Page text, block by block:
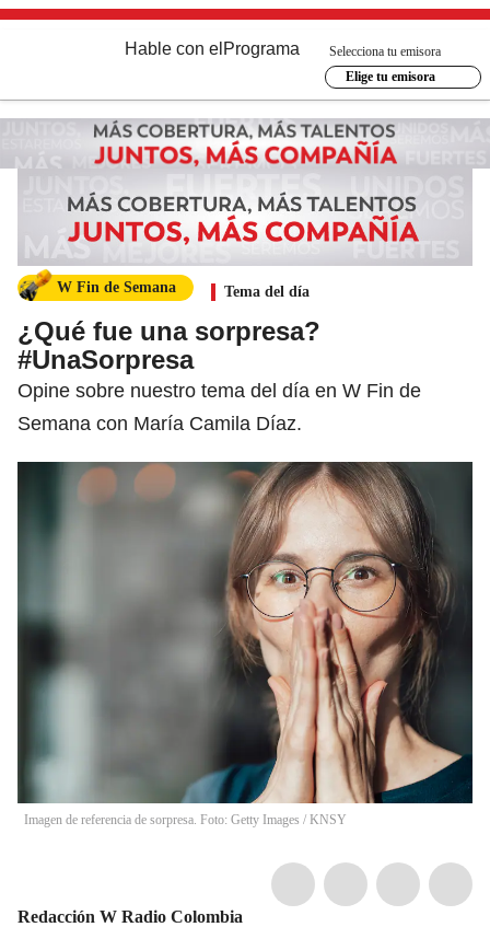
Hable con el Programa
Selecciona tu emisora
Elige tu emisora
W Fin de Semana Tema del día
¿Qué fue una sorpresa?
#UnaSorpresa
Opine sobre nuestro tema del día en W Fin de
Semana con María Camila Díaz.
Imagen de referencia de sorpresa. Foto: Getty Images / KNSY
Redacción W Radio Colombia